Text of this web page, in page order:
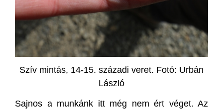
Szív mintás, 14-15. századi veret. Fotó: Urbán
László
Sajnos a munkánk itt még nem ért véget. Az